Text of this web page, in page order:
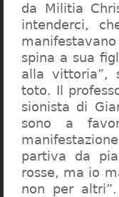
da Militia
intenderci,
spina a sua
alla vittoria”,
toto. Il
sionista di
sono a
partiva da
rosse, ma io
non per